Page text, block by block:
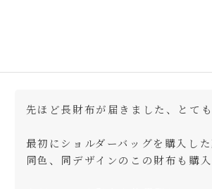
先ほど長財布が届きました、とても
最初にショルダーバッグを購入し
同色、同デザインのこの財布も購入